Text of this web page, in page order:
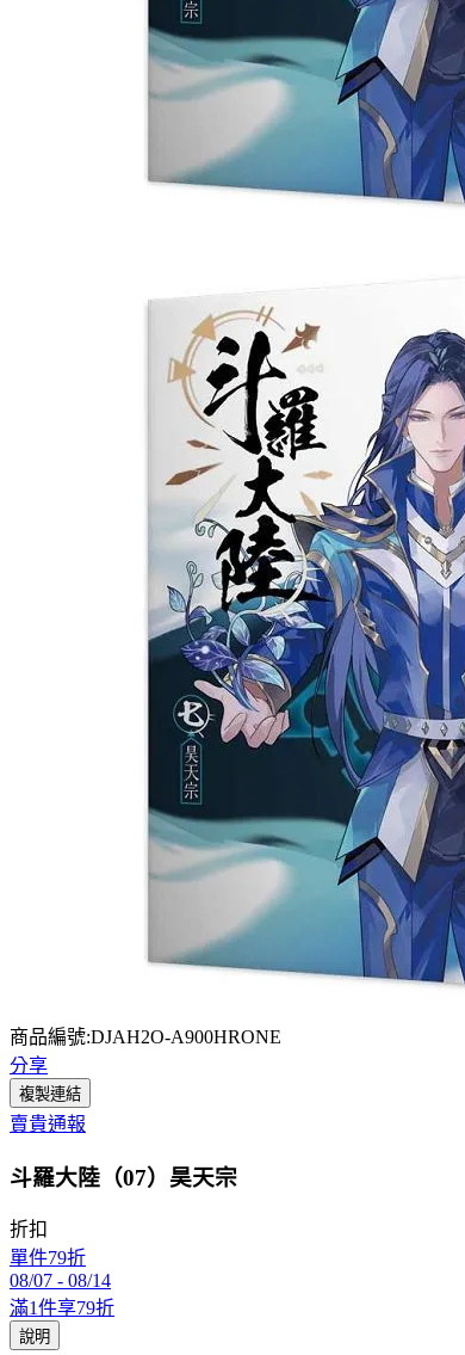
商品編號:DJAH2O-A900HRONE
分享
複製連結
賣貴通報
斗羅大陸（07）昊天宗
折扣
單件79折
08/07 - 08/14
滿1件享79折
說明